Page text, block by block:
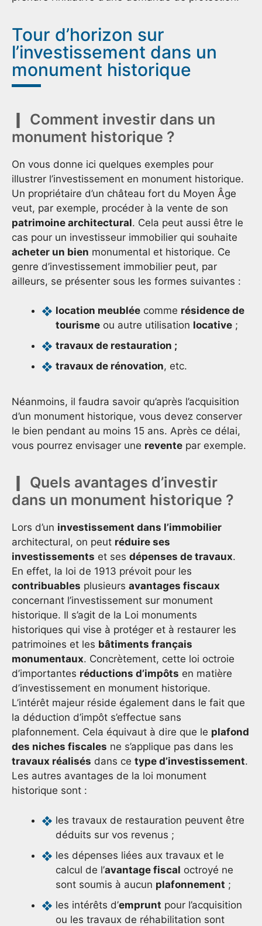
Tour d’horizon sur
l’investissement dans un
monument historique
Comment investir dans un
monument historique ?
On vous donne ici quelques exemples pour
illustrer l’investissement en monument historique.
Un propriétaire d’un château fort du Moyen Âge
veut, par exemple, procéder à la vente de son
patrimoine architectural. Cela peut aussi être le
cas pour un investisseur immobilier qui souhaite
acheter un bien monumental et historique. Ce
genre d’investissement immobilier peut, par
ailleurs, se présenter sous les formes suivantes :
location meublée comme résidence de
tourisme ou autre utilisation locative ;
travaux de restauration ;
travaux de rénovation, etc.
Néanmoins, il faudra savoir qu’après l’acquisition
d’un monument historique, vous devez conserver
le bien pendant au moins 15 ans. Après ce délai,
vous pourrez envisager une revente par exemple.
Quels avantages d’investir
dans un monument historique ?
Lors d’un investissement dans l’immobilier
architectural, on peut réduire ses
investissements et ses dépenses de travaux.
En effet, la loi de 1913 prévoit pour les
contribuables plusieurs avantages fiscaux
concernant l’investissement sur monument
historique. Il s’agit de la Loi monuments
historiques qui vise à protéger et à restaurer les
patrimoines et les bâtiments français
monumentaux. Concrètement, cette loi octroie
d’importantes réductions d’impôts en matière
d’investissement en monument historique.
L’intérêt majeur réside également dans le fait que
la déduction d’impôt s’effectue sans
plafonnement. Cela équivaut à dire que le plafond
des niches fiscales ne s’applique pas dans les
travaux réalisés dans ce type d’investissement.
Les autres avantages de la loi monument
historique sont :
les travaux de restauration peuvent être
déduits sur vos revenus ;
les dépenses liées aux travaux et le
calcul de l’avantage fiscal octroyé ne
sont soumis à aucun plafonnement ;
les intérêts d’emprunt pour l’acquisition
ou les travaux de réhabilitation sont